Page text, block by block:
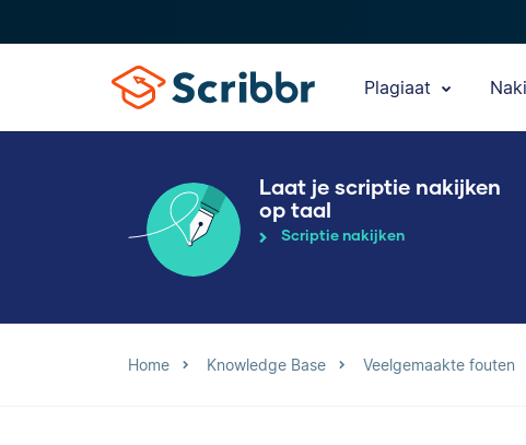
Plagiaat
Laat je scriptie nakijken
op taal
Scriptie nakijken
Home Knowledge Base Veelgemaakte fouten